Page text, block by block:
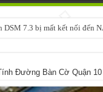
7.3 bị mất kết nối đến
4BAY – chạy SYNOLOGY,
Đường Bàn Cờ Quận 10